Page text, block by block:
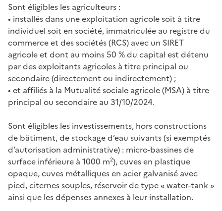
Sont éligibles les agriculteurs :
• installés dans une exploitation agricole soit à titre
individuel soit en société, immatriculée au registre du
commerce et des sociétés (RCS) avec un SIRET
agricole et dont au moins 50 % du capital est détenu
par des exploitants agricoles à titre principal ou
secondaire (directement ou indirectement) ;
• et affiliés à la Mutualité sociale agricole (MSA) à titre
principal ou secondaire au 31/10/2024.
Sont éligibles les investissements, hors constructions
de bâtiment, de stockage d’eau suivants (si exemptés
d’autorisation administrative) : micro-bassines de
surface inférieure à 1000 m²), cuves en plastique
opaque, cuves métalliques en acier galvanisé avec
pied, citernes souples, réservoir de type « water-tank »
ainsi que les dépenses annexes à leur installation.